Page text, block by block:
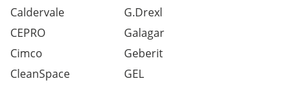
Caldervale
CEPRO
Cimco
CleanSpace
G.Drexl
Galagar
Geberit
GEL